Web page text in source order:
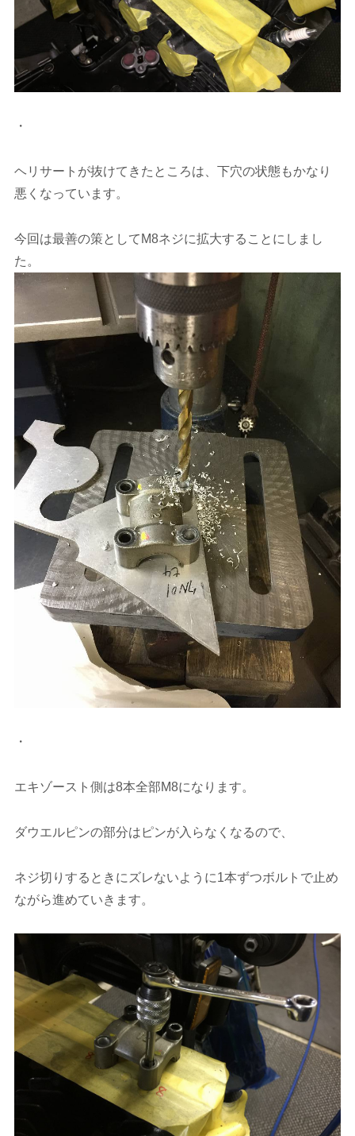
・
ヘリサートが抜けてきたところは、下穴の状態もかなり
悪くなっています。
今回は最善の策としてM8ネジに拡大することにしまし
た。
・
エキゾースト側は8本全部M8になります。
ダウエルピンの部分はピンが入らなくなるので、
ネジ切りするときにズレないように1本ずつボルトで止め
ながら進めていきます。